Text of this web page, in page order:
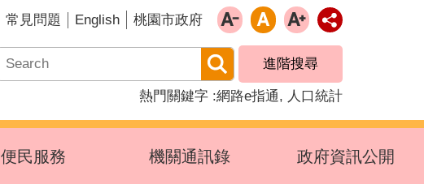
常見問題 English 桃園市政府
進階搜尋
熱門關鍵字 網路e指通 人口統計
便民服務 機關通訊錄 政府資訊公開